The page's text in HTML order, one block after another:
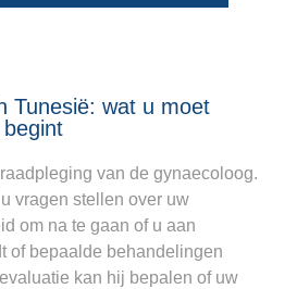
Tunesië: wat u moet
van de gynaecoloog.
vragen stellen over uw
om na te gaan of u aan
of bepaalde behandelingen
kan hij bepalen of uw